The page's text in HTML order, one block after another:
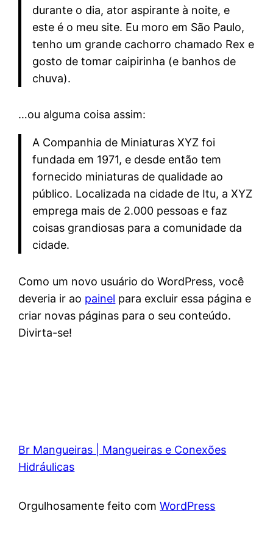
durante o dia, ator aspirante à noite, e
este é o meu site. Eu moro em São Paulo,
tenho um grande cachorro chamado Rex e
gosto de tomar caipirinha (e banhos de
chuva).
…ou alguma coisa assim:
A Companhia de Miniaturas XYZ foi
fundada em 1971, e desde então tem
fornecido miniaturas de qualidade ao
público. Localizada na cidade de Itu, a XYZ
emprega mais de 2.000 pessoas e faz
coisas grandiosas para a comunidade da
cidade.
Como um novo usuário do WordPress, você
deveria ir ao painel para excluir essa página e
criar novas páginas para o seu conteúdo.
Divirta-se!
Br Mangueiras | Mangueiras e Conexões
Hidráulicas
Orgulhosamente feito comWordPress